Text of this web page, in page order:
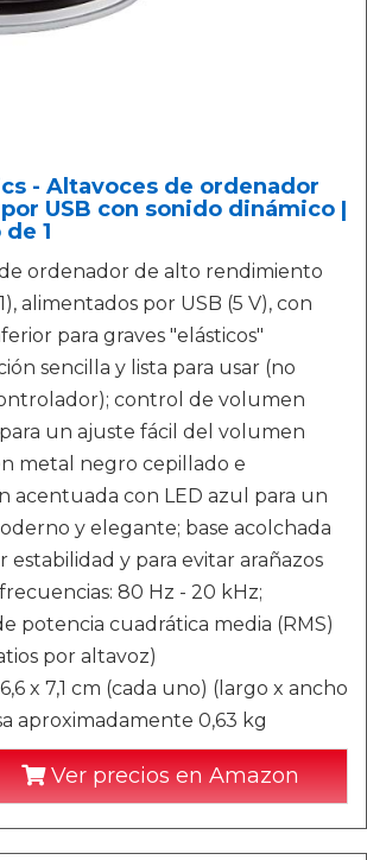
- Altavoces de ordenador
USB con sonido dinámico |
1
ordenador de alto rendimiento
alimentados por USB (5 V), con
para graves "elásticos"
sencilla y lista para usar (no
control de volumen
un ajuste fácil del volumen
metal negro cepillado e
acentuada con LED azul para un
y elegante; base acolchada
estabilidad y para evitar arañazos
80 Hz - 20 kHz;
potencia cuadrática media (RMS)
por altavoz)
x 7,1 cm (cada uno) (largo x ancho
aproximadamente 0,63 kg
Ver precios en Amazon